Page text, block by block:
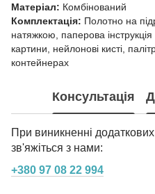
Матеріал: Комбінований
Комплектація: Полотно на
натяжкою, паперова
картини, нейлонові кисті,
контейнерах
Консультація
При виникненні
зв'яжіться з нами:
+380 97 08 22 994